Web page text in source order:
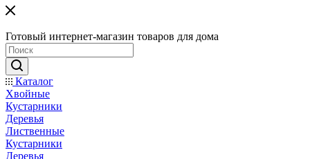
Готовый интернет-магазин товаров для дома
Каталог
Хвойные
Кустарники
Деревья
Лиственные
Кустарники
Деревья